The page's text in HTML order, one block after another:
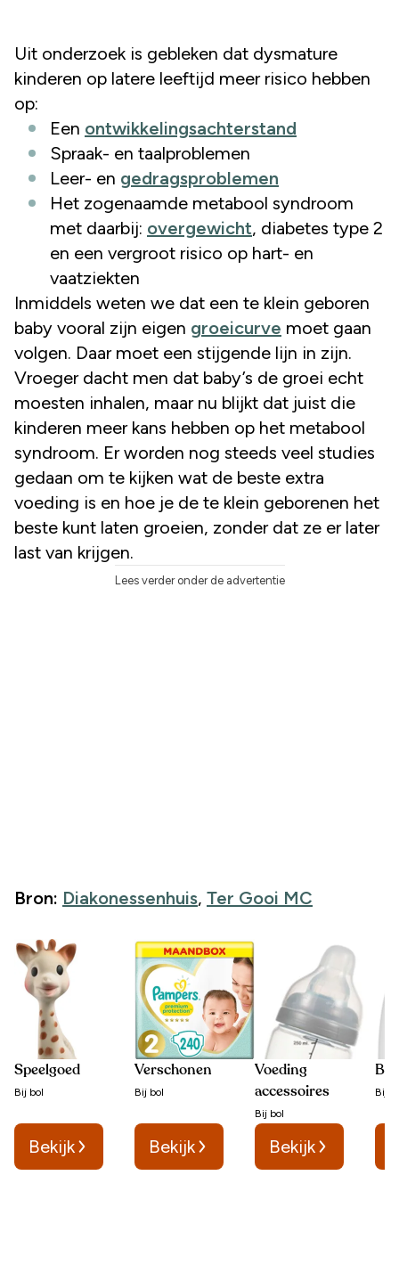
Uit onderzoek is gebleken dat dysmature
kinderen op latere leeftijd meer risico hebben
op:
Een ontwikkelingsachterstand
Spraak- en taalproblemen
Leer- en gedragsproblemen
Het zogenaamde metabool syndroom
met daarbij: overgewicht, diabetes type 2
en een vergroot risico op hart- en
vaatziekten
Inmiddels weten we dat een te klein geboren
baby vooral zijn eigen groeicurve moet gaan
volgen. Daar moet een stijgende lijn in zijn.
Vroeger dacht men dat baby’s de groei echt
moesten inhalen, maar nu blijkt dat juist die
kinderen meer kans hebben op het metabool
syndroom. Er worden nog steeds veel studies
gedaan om te kijken wat de beste extra
voeding is en hoe je de te klein geborenen het
beste kunt laten groeien, zonder dat ze er later
last van krijgen.
Lees verder onder de advertentie
Bron: Diakonessenhuis, Ter Gooi MC
Speelgoed
Bij bol
Bekijk
Verschonen
Bij bol
Bekijk
Voeding
accessoires
Bij bol
Bekijk
Bij